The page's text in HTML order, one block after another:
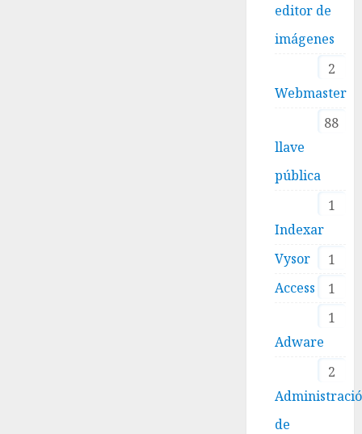
editor de
imágenes
2
Webmaster
88
llave
pública
1
Indexar
1
Vysor
1
Access
1
Adware
2
de